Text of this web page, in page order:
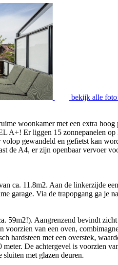
bekijk alle
woonkamer met een extra
A+! Er liggen 15 zonnepanelen
gewandeld en gefietst kan
de A4, er zijn openbaar vervoer
ca. 11.8m2. Aan de linkerzijde
garage. Via de trapopgang ga je
59m2!). Aangrenzend bevindt
van een oven,
hardsteen met een overstek,
De achtergevel is voorzien
met glazen deuren.